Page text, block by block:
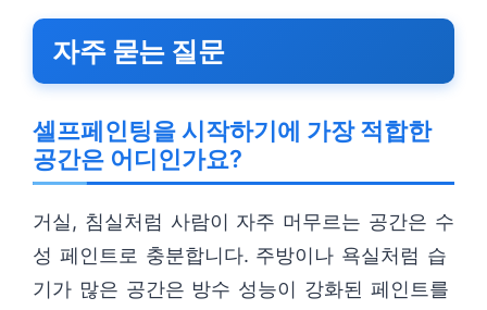
자주 묻는 질문
셀프페인팅을 시작하기에 가장 적합한
공간은 어디인가요?
거실, 침실처럼 사람이 자주 머무르는 공간은 수
성 페인트로 충분합니다. 주방이나 욕실처럼 습
기가 많은 공간은 방수 성능이 강화된 페인트를